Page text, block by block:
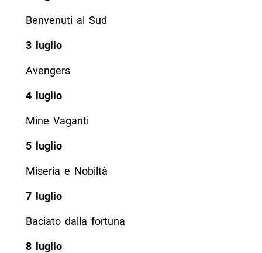
Benvenuti al Sud
3 luglio
Avengers
4 luglio
Mine Vaganti
5 luglio
Miseria e Nobiltà
7 luglio
Baciato dalla fortuna
8 luglio